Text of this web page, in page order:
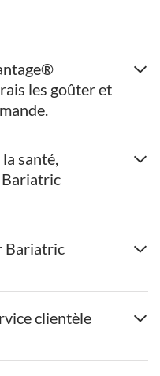
les goûter et
santé,
Bariatric
clientèle